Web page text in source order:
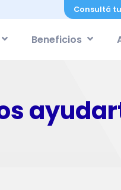
Consultá
Beneficios